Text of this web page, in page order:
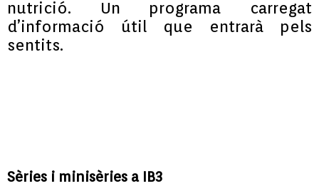
nutrició. Un programa carregat
d’informació útil que entrarà pels
sentits.
Sèries i minisèries a IB3